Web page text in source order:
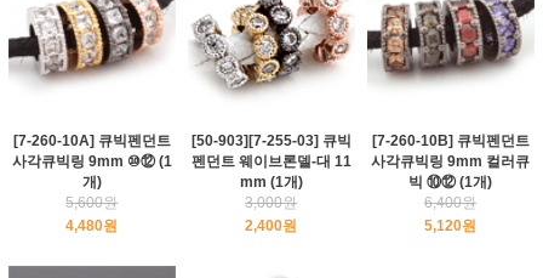
[7-260-10A] 큐빅펜던트
사각큐빅링 9mm ⑩⑫ (1
개)
5,600원
4,480원
[50-903][7-255-03] 큐빅
펜던트 웨이브론델-대 11
mm (1개)
3,000원
2,400원
[7-260-10B] 큐빅펜던트
사각큐빅링 9mm 컬러큐
빅 ⑩⑫ (1개)
6,400원
5,120원